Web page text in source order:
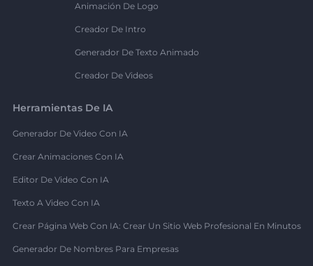
Animación De Logo
Creador De Intro
Generador De Texto Animado
Creador De Videos
Herramientas De IA
Generador De Video Con IA
Crear Animaciones Con IA
Editor De Video Con IA
Texto A Video Con IA
Crear Página Web Con IA: Crear Un Sitio Web Profesional En Minutos
Generador De Nombres Para Empresas